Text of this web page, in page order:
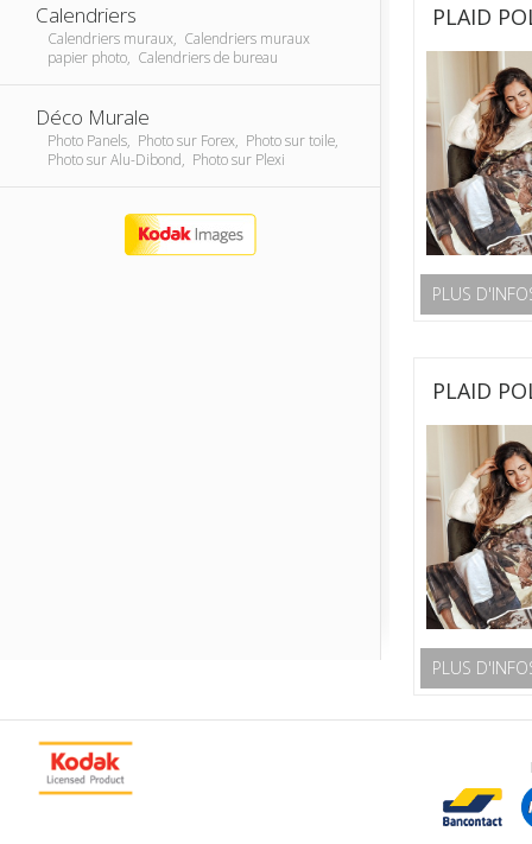
Calendriers
Calendriers muraux, Calendriers muraux
papier photo, Calendriers de bureau
Déco Murale
Photo Panels, Photo sur Forex, Photo sur toile,
Photo sur Alu-Dibond, Photo sur Plexi
PLAID
PLUS
PLAID
PLUS